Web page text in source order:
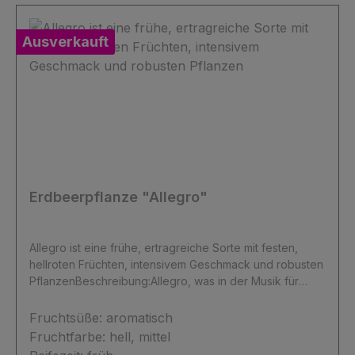
Ausverkauft
Erdbeerpflanze "Allegro"
Allegro ist eine frühe, ertragreiche Sorte mit festen,
hellroten Früchten, intensivem Geschmack und robusten
PflanzenBeschreibung:Allegro, was in der Musik für
Sachen Produktionstempo und Gesamtertrag
außergewöhnlich für eine Frühsorte. Die Früchte sind
sehr einheitlich und fest, schön hellrot und bezaubern
Fruchtsüße: aromatisch
Fruchtfarbe: hell, mittel